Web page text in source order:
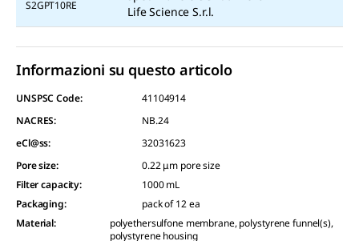
S2GPT10RE
Life Science S.r.l.
Informazioni su questo articolo
UNSPSC Code:
41104914
NACRES:
NB.24
eCl@ss:
32031623
Pore size:
0.22 μm pore size
Filter capacity:
1000 mL
Packaging:
pack of 12 ea
Material:
polyethersulfone membrane, polystyrene funnel(s),
polystyrene housing